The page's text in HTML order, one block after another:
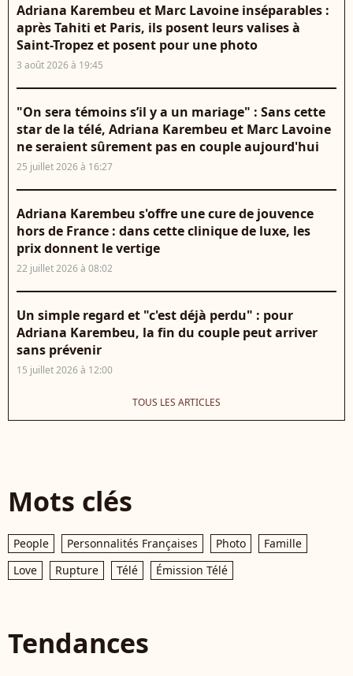
Adriana Karembeu et Marc Lavoine inséparables :
après Tahiti et Paris, ils posent leurs valises à
Saint-Tropez et posent pour une photo
3 août 2026 à 19:45
"On sera témoins s’il y a un mariage" : Sans cette
star de la télé, Adriana Karembeu et Marc Lavoine
ne seraient sûrement pas en couple aujourd'hui
25 juillet 2026 à 16:27
Adriana Karembeu s'offre une cure de jouvence
hors de France : dans cette clinique de luxe, les
prix donnent le vertige
22 juillet 2026 à 08:02
Un simple regard et "c'est déjà perdu" : pour
Adriana Karembeu, la fin du couple peut arriver
sans prévenir
15 juillet 2026 à 12:00
TOUS LES ARTICLES
Mots clés
People Personnalités Françaises Photo
Famille
Love
Rupture Télé Émission Télé
Tendances